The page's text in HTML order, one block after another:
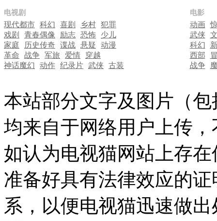
电视剧
现代都市 科幻 喜剧 乡村 犯罪
戏剧
青春偶像 励志 恐怖
少儿
家庭
历史传奇 谍战 悬疑
动漫
革命
战争 军旅 爱情
穿越
神话魔幻
动作 纪录片 武侠 古装
电影
动画
武侠
科幻
西部
战争
本站部分文字及图片（
均来自于网络用户上传
如认为电视猫网站上存
准备好具有法律效应的
系，以便电视猫迅速做